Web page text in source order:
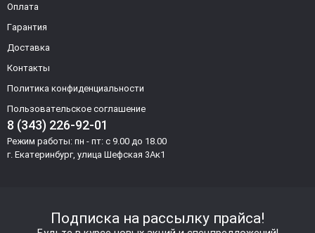
Оплата
Гарантия
Доставка
Контакты
Политика конфиденциальности
Пользовательское соглашение
8 (343) 226-92-01
Режим работы: пн - пт: с 9.00 до 18.00
г. Екатеринбург, улица Шефская 3Ак1
Подписка на рассылку прайса!